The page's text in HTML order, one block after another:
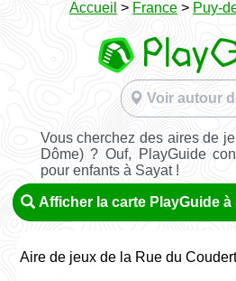
Accueil > France > Puy-
Voir autour
Vous cherchez des aires de
Dôme) ? Ouf, PlayGuide
pour enfants à Sayat !
Afficher la carte PlayGuide à
Aire de jeux de la Rue du